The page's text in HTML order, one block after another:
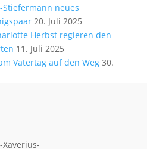
Stiefermann neues
20. Juli 2025
Herbst regieren den
11. Juli 2025
Vatertag auf den Weg 30.